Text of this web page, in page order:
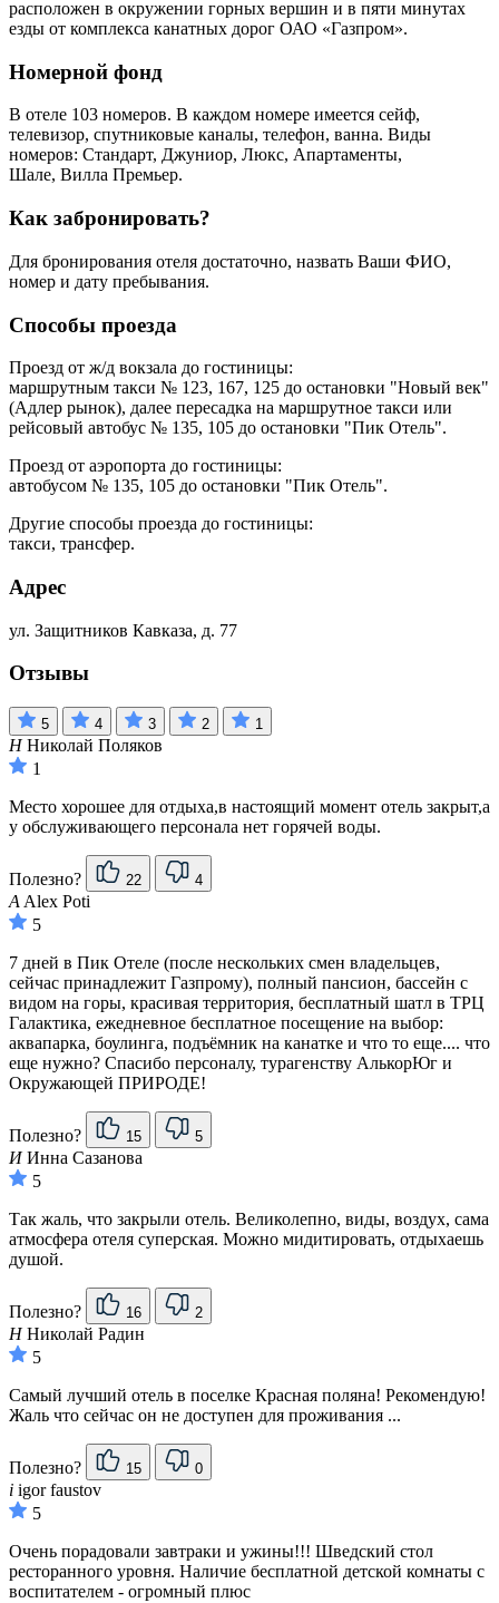
расположен в окружении горных вершин и в пяти минутах
езды от комплекса канатных дорог ОАО «Газпром».
Номерной фонд
В отеле 103 номеров. В каждом номере имеется сейф,
телевизор, спутниковые каналы, телефон, ванна. Виды
номеров: Стандарт, Джуниор, Люкс, Апартаменты,
Шале, Вилла Премьер.
Как забронировать?
Для бронирования отеля достаточно, назвать Ваши ФИО,
номер и дату пребывания.
Способы проезда
Проезд от ж/д вокзала до гостиницы:
маршрутным такси № 123, 167, 125 до остановки "Новый век"
(Адлер рынок), далее пересадка на маршрутное такси или
рейсовый автобус № 135, 105 до остановки "Пик Отель".
Проезд от аэропорта до гостиницы:
автобусом № 135, 105 до остановки "Пик Отель".
Другие способы проезда до гостиницы:
такси, трансфер.
Адрес
ул. Защитников Кавказа, д. 77
Отзывы
5 4 3 2 1
ННиколай Поляков
1
Место хорошее для отдыха,в настоящий момент отель закрыт,а
у обслуживающего персонала нет горячей воды.
Полезно? 22 4
A Alex Poti
5
7 дней в Пик Отеле (после нескольких смен владельцев,
сейчас принадлежит Газпрому), полный пансион, бассейн с
видом на горы, красивая территория, бесплатный шатл в ТРЦ
Галактика, ежедневное бесплатное посещение на выбор:
аквапарка, боулинга, подъёмник на канатке и что то еще.... что
еще нужно? Спасибо персоналу, турагенству АлькорЮг и
Окружающей ПРИРОДЕ!
Полезно? 15 5
ИИнна Сазанова
5
Так жаль, что закрыли отель. Великолепно, виды, воздух, сама
атмосфера отеля суперская. Можно мидитировать, отдыхаешь
душой.
Полезно? 16 2
ННиколай Радин
5
Самый лучший отель в поселке Красная поляна! Рекомендую!
Жаль что сейчас он не доступен для проживания ...
Полезно? 15 0
i igor faustov
5
Очень порадовали завтраки и ужины!!! Шведский стол
ресторанного уровня. Наличие бесплатной детской комнаты с
воспитателем - огромный плюс